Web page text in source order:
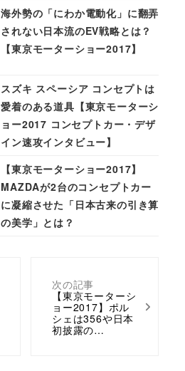
次の記事
【東京モーターシ
ョー2017】ポル
シェは356や日本
初披露の…
海外勢の「にわか電動化」に翻弄
されない日本流のEV戦略とは？
【東京モーターショー2017】
スズキ スペーシア コンセプトは
愛着のある道具【東京モーターシ
ョー2017 コンセプトカー・デザ
イン速攻インタビュー】
【東京モーターショー2017】
MAZDAが2台のコンセプトカー
に凝縮させた「日本古来の引き算
の美学」とは？